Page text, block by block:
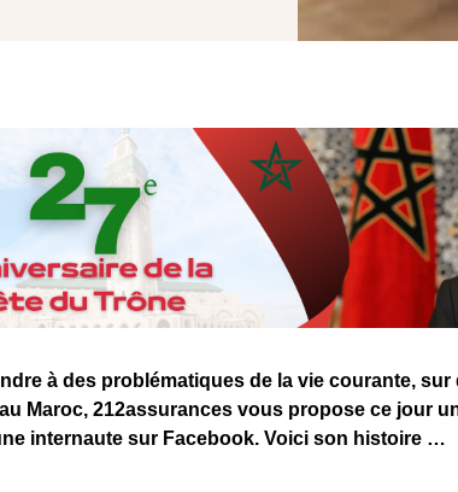
à des problématiques de la vie courante,
au Maroc, 212assurances vous propose ce jour
internaute sur Facebook. Voici son histoire …